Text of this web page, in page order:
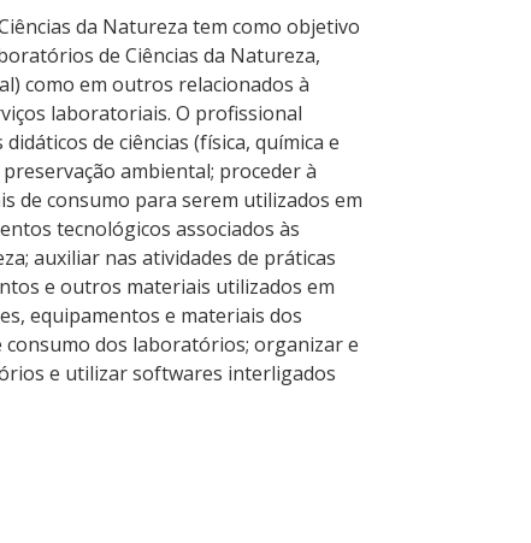
da Natureza tem como objetivo
de Ciências da Natureza,
como em outros relacionados à
laboratoriais. O profissional
de ciências (física, química e
ambiental; proceder à
de consumo para serem utilizados em
tecnológicos associados às
auxiliar nas atividades de práticas
e outros materiais utilizados em
equipamentos e materiais dos
dos laboratórios; organizar e
e utilizar softwares interligados